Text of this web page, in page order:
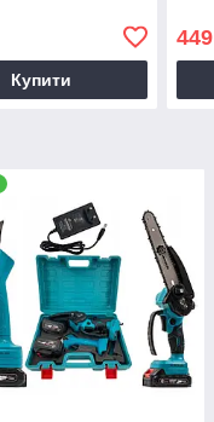
Купити
449